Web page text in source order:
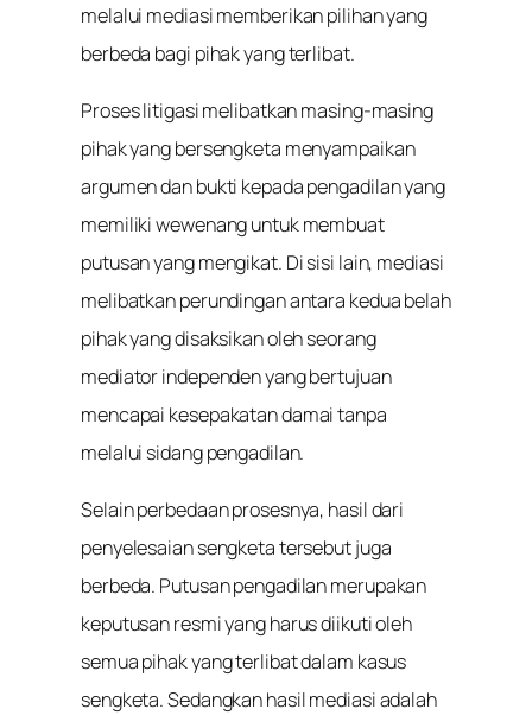
melalui mediasi memberikan pilihan yang
berbeda bagi pihak yang terlibat.
Proses litigasi melibatkan masing-masing
pihak yang bersengketa menyampaikan
argumen dan bukti kepada pengadilan yang
memiliki wewenang untuk membuat
putusan yang mengikat. Di sisi lain, mediasi
melibatkan perundingan antara kedua belah
pihak yang disaksikan oleh seorang
mediator independen yang bertujuan
mencapai kesepakatan damai tanpa
melalui sidang pengadilan.
Selain perbedaan prosesnya, hasil dari
penyelesaian sengketa tersebut juga
berbeda. Putusan pengadilan merupakan
keputusan resmi yang harus diikuti oleh
semua pihak yang terlibat dalam kasus
sengketa. Sedangkan hasil mediasi adalah